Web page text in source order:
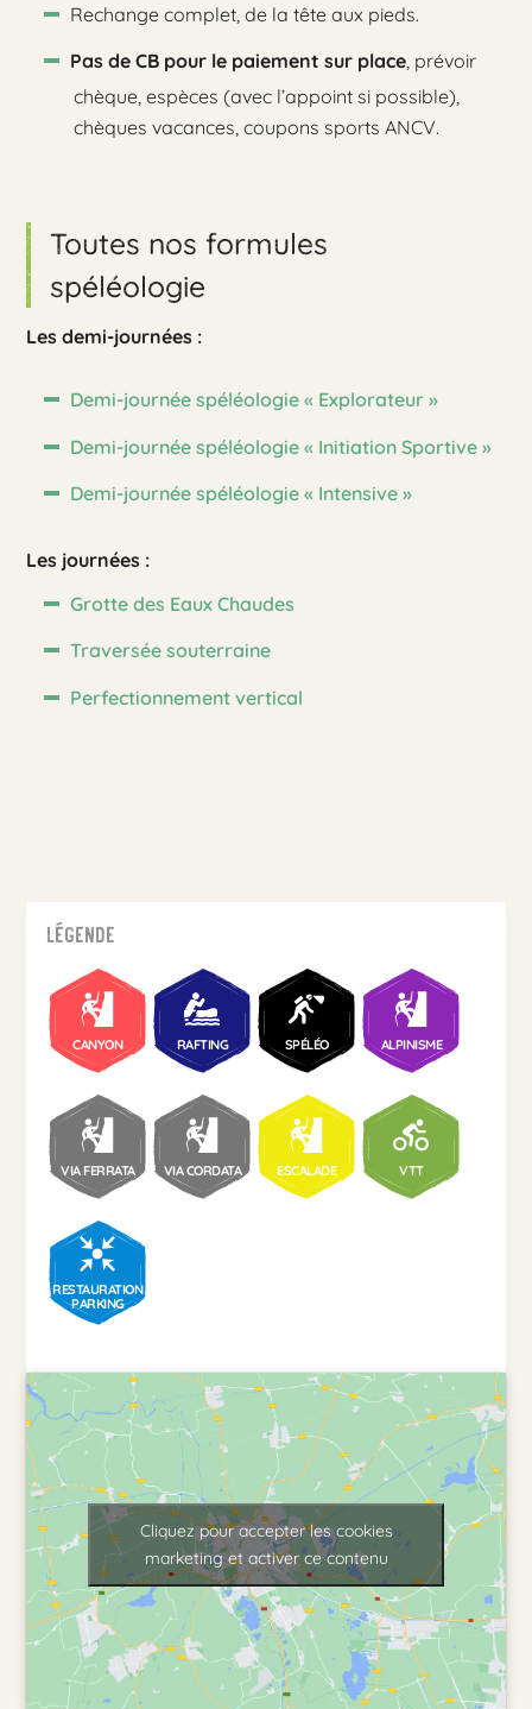
Rechange complet, de la tête aux pieds.
Pas de CB pour le paiement sur place, prévoir
chèque, espèces (avec l’appoint si possible),
chèques vacances, coupons sports ANCV.
Toutes nos formules
spéléologie
Les demi-journées :
Demi-journée spéléologie « Explorateur »
Demi-journée spéléologie « Initiation Sportive »
Demi-journée spéléologie « Intensive »
Les journées :
Grotte des Eaux Chaudes
Traversée souterraine
Perfectionnement vertical
Légende
CANYON RAFTING SPÉLÉO ALPINISME
VIA FERRATA VIA CORDATA ESCALADE VTT
RESTAURATION
PARKING
Cliquez pour accepter les cookies
marketing et activer ce contenu